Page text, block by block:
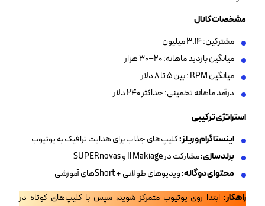
مشخصات کانال
مشترکین: ۳.۱۴ میلیون
میانگین بازدید ماهانه: ۲۰–۳۰ هزار
میانگین RPM : بین ۵ تا ۸ دلار
درآمد ماهانه تخمینی: حداکثر ۲۴۰ دلار
استراتژی ترکیبی
اینستاگرام و ریلز:کلیپ‌های جذاب برای هدایت ترافیک به یوتیوب
برندسازی:مشارکت در Il Makiage و SUPERnovas
محتوای دوگانه:ویدیوهای طولانی + Shortهای آموزشی
راهکار: ابتدا روی یوتیوب متمرکز شوید، سپس با کلیپ‌های کوتاه در